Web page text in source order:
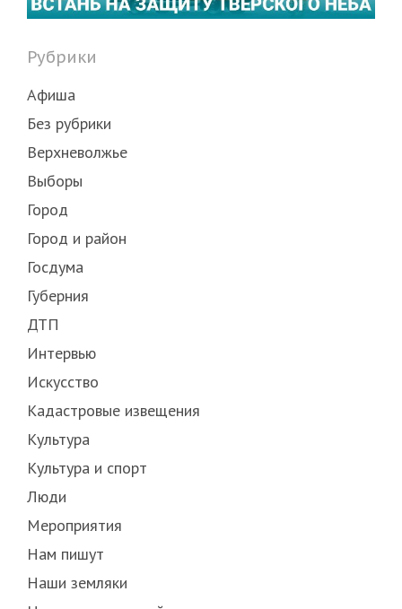
Рубрики
Афиша
Без рубрики
Верхневолжье
Выборы
Город
Город и район
Госдума
Губерния
ДТП
Интервью
Искусство
Кадастровые извещения
Культура
Культура и спорт
Люди
Мероприятия
Нам пишут
Наши земляки